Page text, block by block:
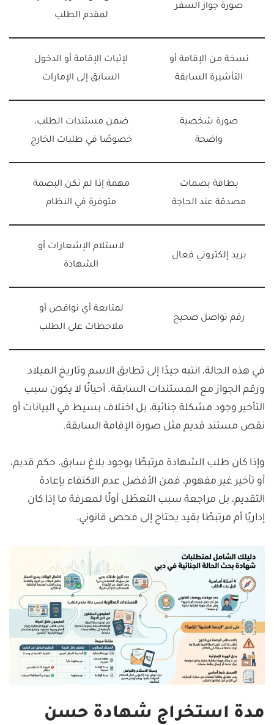
صورة جواز السفر
لمقدم الطلب
نسخة من الإقامة أو
التأشيرة السابقة
لإثبات الإقامة أو الدخول
السابق إلى الإمارات
صورة شخصية
واضحة
ضمن مستندات الطلب،
خصوصًا في طلبات الخارج
بطاقة بصمات
مصدقة عند الحاجة
مهمة إذا لم تكن البصمة
متوفرة في النظام
بريد إلكتروني فعال
لاستلام الإشعارات أو
الشهادة
رقم تواصل صحيح
لمتابعة أي نواقص أو
ملاحظات على الطلب
في هذه الحالة، انتبه جيدًا إلى تطابق الاسم وتاريخ الميلاد
ورقم الجواز مع المستندات السابقة. أحيانًا لا يكون سبب
التأخير وجود مشكلة جنائية، بل اختلاف بسيط في البيانات أو
نقص مستند قديم مثل صورة الإقامة السابقة.
وإذا كان طلب الشهادة مرتبطًا بوجود بلاغ سابق، حكم قديم،
أو تأخير غير مفهوم، فمن الأفضل عدم الاكتفاء بإعادة
التقديم، بل مراجعة سبب التعطّل أولًا لمعرفة ما إذا كان
إداريًا أم مرتبطًا بقيد يحتاج إلى فحص قانوني.
مدة استخراج شهادة حسن